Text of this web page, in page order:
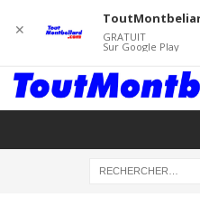
✕ GRATUIT
Sur Google Play